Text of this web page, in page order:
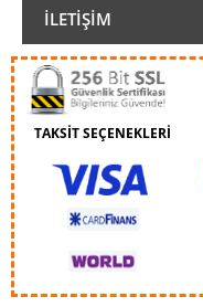
İLETIŞIM
TAKSİT SEÇENEKLERİ